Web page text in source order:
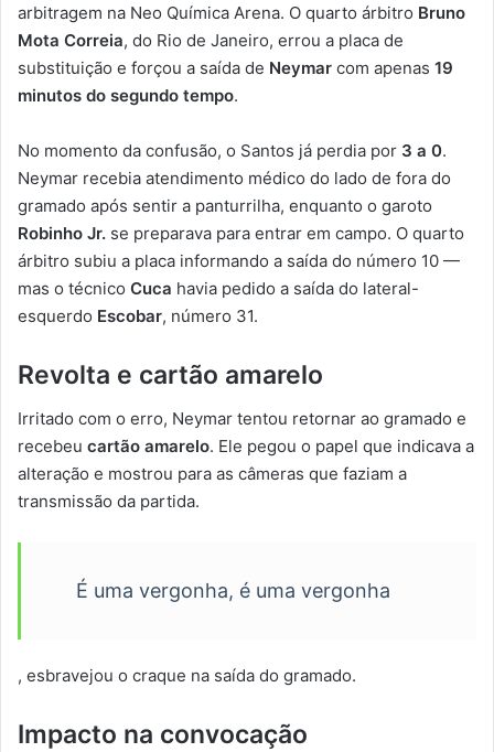
arbitragem na Neo Química Arena. O quarto árbitro Bruno
Mota Correia, do Rio de Janeiro, errou a placa de
substituição e forçou a saída de Neymar com apenas 19
minutos do segundo tempo.
No momento da confusão, o Santos já perdia por 3 a 0.
Neymar recebia atendimento médico do lado de fora do
gramado após sentir a panturrilha, enquanto o garoto
Robinho Jr. se preparava para entrar em campo. O quarto
árbitro subiu a placa informando a saída do número 10 —
mas o técnico Cuca havia pedido a saída do lateral-
esquerdo Escobar, número 31.
Revolta e cartão amarelo
Irritado com o erro, Neymar tentou retornar ao gramado e
recebeu cartão amarelo. Ele pegou o papel que indicava a
alteração e mostrou para as câmeras que faziam a
transmissão da partida.
É uma vergonha, é uma vergonha
, esbravejou o craque na saída do gramado.
Impacto na convocação